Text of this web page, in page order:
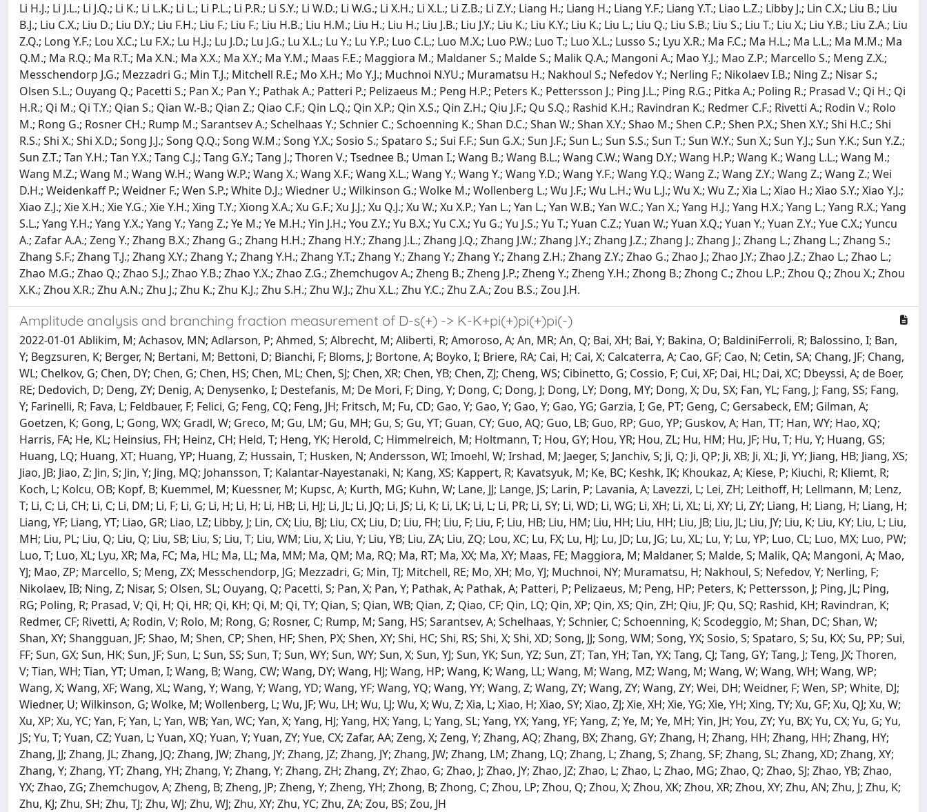
Li H.J.; Li J.L.; Li J.Q.; Li K.; Li L.K.; Li L.; Li P.L.; Li P.R.; Li S.Y.; Li W.D.; Li W.G.; Li X.H.; Li X.L.; Li Z.B.; Li Z.Y.; Liang H.; Liang H.; Liang Y.F.; Liang Y.T.; Liao L.Z.; Libby J.; Lin C.X.; Liu B.; Liu
B.J.; Liu C.X.; Liu D.; Liu D.Y.; Liu F.H.; Liu F.; Liu F.; Liu H.B.; Liu H.M.; Liu H.; Liu H.; Liu J.B.; Liu J.Y.; Liu K.; Liu K.Y.; Liu K.; Liu L.; Liu Q.; Liu S.B.; Liu S.; Liu T.; Liu X.; Liu Y.B.; Liu Z.A.; Liu
Z.Q.; Long Y.F.; Lou X.C.; Lu F.X.; Lu H.J.; Lu J.D.; Lu J.G.; Lu X.L.; Lu Y.; Lu Y.P.; Luo C.L.; Luo M.X.; Luo P.W.; Luo T.; Luo X.L.; Lusso S.; Lyu X.R.; Ma F.C.; Ma H.L.; Ma L.L.; Ma M.M.; Ma
Q.M.; Ma R.Q.; Ma R.T.; Ma X.N.; Ma X.X.; Ma X.Y.; Ma Y.M.; Maas F.E.; Maggiora M.; Maldaner S.; Malde S.; Malik Q.A.; Mangoni A.; Mao Y.J.; Mao Z.P.; Marcello S.; Meng Z.X.;
Messchendorp J.G.; Mezzadri G.; Min T.J.; Mitchell R.E.; Mo X.H.; Mo Y.J.; Muchnoi N.YU.; Muramatsu H.; Nakhoul S.; Nefedov Y.; Nerling F.; Nikolaev I.B.; Ning Z.; Nisar S.;
Olsen S.L.; Ouyang Q.; Pacetti S.; Pan X.; Pan Y.; Pathak A.; Patteri P.; Pelizaeus M.; Peng H.P.; Peters K.; Pettersson J.; Ping J.L.; Ping R.G.; Pitka A.; Poling R.; Prasad V.; Qi H.; Qi
H.R.; Qi M.; Qi T.Y.; Qian S.; Qian W.-B.; Qian Z.; Qiao C.F.; Qin L.Q.; Qin X.P.; Qin X.S.; Qin Z.H.; Qiu J.F.; Qu S.Q.; Rashid K.H.; Ravindran K.; Redmer C.F.; Rivetti A.; Rodin V.; Rolo
M.; Rong G.; Rosner CH.; Rump M.; Sarantsev A.; Schelhaas Y.; Schnier C.; Schoenning K.; Shan D.C.; Shan W.; Shan X.Y.; Shao M.; Shen C.P.; Shen P.X.; Shen X.Y.; Shi H.C.; Shi
R.S.; Shi X.; Shi X.D.; Song J.J.; Song Q.Q.; Song W.M.; Song Y.X.; Sosio S.; Spataro S.; Sui F.F.; Sun G.X.; Sun J.F.; Sun L.; Sun S.S.; Sun T.; Sun W.Y.; Sun X.; Sun Y.J.; Sun Y.K.; Sun Y.Z.;
Sun Z.T.; Tan Y.H.; Tan Y.X.; Tang C.J.; Tang G.Y.; Tang J.; Thoren V.; Tsednee B.; Uman I.; Wang B.; Wang B.L.; Wang C.W.; Wang D.Y.; Wang H.P.; Wang K.; Wang L.L.; Wang M.;
Wang M.Z.; Wang M.; Wang W.H.; Wang W.P.; Wang X.; Wang X.F.; Wang X.L.; Wang Y.; Wang Y.; Wang Y.D.; Wang Y.F.; Wang Y.Q.; Wang Z.; Wang Z.Y.; Wang Z.; Wang Z.; Wei
D.H.; Weidenkaff P.; Weidner F.; Wen S.P.; White D.J.; Wiedner U.; Wilkinson G.; Wolke M.; Wollenberg L.; Wu J.F.; Wu L.H.; Wu L.J.; Wu X.; Wu Z.; Xia L.; Xiao H.; Xiao S.Y.; Xiao Y.J.;
Xiao Z.J.; Xie X.H.; Xie Y.G.; Xie Y.H.; Xing T.Y.; Xiong X.A.; Xu G.F.; Xu J.J.; Xu Q.J.; Xu W.; Xu X.P.; Yan L.; Yan L.; Yan W.B.; Yan W.C.; Yan X.; Yang H.J.; Yang H.X.; Yang L.; Yang R.X.; Yang
S.L.; Yang Y.H.; Yang Y.X.; Yang Y.; Yang Z.; Ye M.; Ye M.H.; Yin J.H.; You Z.Y.; Yu B.X.; Yu C.X.; Yu G.; Yu J.S.; Yu T.; Yuan C.Z.; Yuan W.; Yuan X.Q.; Yuan Y.; Yuan Z.Y.; Yue C.X.; Yuncu
A.; Zafar A.A.; Zeng Y.; Zhang B.X.; Zhang G.; Zhang H.H.; Zhang H.Y.; Zhang J.L.; Zhang J.Q.; Zhang J.W.; Zhang J.Y.; Zhang J.Z.; Zhang J.; Zhang J.; Zhang L.; Zhang L.; Zhang S.;
Zhang S.F.; Zhang T.J.; Zhang X.Y.; Zhang Y.; Zhang Y.H.; Zhang Y.T.; Zhang Y.; Zhang Y.; Zhang Y.; Zhang Z.H.; Zhang Z.Y.; Zhao G.; Zhao J.; Zhao J.Y.; Zhao J.Z.; Zhao L.; Zhao L.;
Zhao M.G.; Zhao Q.; Zhao S.J.; Zhao Y.B.; Zhao Y.X.; Zhao Z.G.; Zhemchugov A.; Zheng B.; Zheng J.P.; Zheng Y.; Zheng Y.H.; Zhong B.; Zhong C.; Zhou L.P.; Zhou Q.; Zhou X.; Zhou
X.K.; Zhou X.R.; Zhu A.N.; Zhu J.; Zhu K.; Zhu K.J.; Zhu S.H.; Zhu W.J.; Zhu X.L.; Zhu Y.C.; Zhu Z.A.; Zou B.S.; Zou J.H.
Amplitude analysis and branching fraction measurement of D-s(+) -> K-K+pi(+)pi(+)pi(-)
2022-01-01 Ablikim, M; Achasov, MN; Adlarson, P; Ahmed, S; Albrecht, M; Aliberti, R; Amoroso, A; An, MR; An, Q; Bai, XH; Bai, Y; Bakina, O; BaldiniFerroli, R; Balossino, I; Ban,
Y; Begzsuren, K; Berger, N; Bertani, M; Bettoni, D; Bianchi, F; Bloms, J; Bortone, A; Boyko, I; Briere, RA; Cai, H; Cai, X; Calcaterra, A; Cao, GF; Cao, N; Cetin, SA; Chang, JF; Chang,
WL; Chelkov, G; Chen, DY; Chen, G; Chen, HS; Chen, ML; Chen, SJ; Chen, XR; Chen, YB; Chen, ZJ; Cheng, WS; Cibinetto, G; Cossio, F; Cui, XF; Dai, HL; Dai, XC; Dbeyssi, A; de Boer,
RE; Dedovich, D; Deng, ZY; Denig, A; Denysenko, I; Destefanis, M; De Mori, F; Ding, Y; Dong, C; Dong, J; Dong, LY; Dong, MY; Dong, X; Du, SX; Fan, YL; Fang, J; Fang, SS; Fang,
Y; Farinelli, R; Fava, L; Feldbauer, F; Felici, G; Feng, CQ; Feng, JH; Fritsch, M; Fu, CD; Gao, Y; Gao, Y; Gao, Y; Gao, YG; Garzia, I; Ge, PT; Geng, C; Gersabeck, EM; Gilman, A;
Goetzen, K; Gong, L; Gong, WX; Gradl, W; Greco, M; Gu, LM; Gu, MH; Gu, S; Gu, YT; Guan, CY; Guo, AQ; Guo, LB; Guo, RP; Guo, YP; Guskov, A; Han, TT; Han, WY; Hao, XQ;
Harris, FA; He, KL; Heinsius, FH; Heinz, CH; Held, T; Heng, YK; Herold, C; Himmelreich, M; Holtmann, T; Hou, GY; Hou, YR; Hou, ZL; Hu, HM; Hu, JF; Hu, T; Hu, Y; Huang, GS;
Huang, LQ; Huang, XT; Huang, YP; Huang, Z; Hussain, T; Husken, N; Andersson, WI; Imoehl, W; Irshad, M; Jaeger, S; Janchiv, S; Ji, Q; Ji, QP; Ji, XB; Ji, XL; Ji, YY; Jiang, HB; Jiang, XS;
Jiao, JB; Jiao, Z; Jin, S; Jin, Y; Jing, MQ; Johansson, T; Kalantar-Nayestanaki, N; Kang, XS; Kappert, R; Kavatsyuk, M; Ke, BC; Keshk, IK; Khoukaz, A; Kiese, P; Kiuchi, R; Kliemt, R;
Koch, L; Kolcu, OB; Kopf, B; Kuemmel, M; Kuessner, M; Kupsc, A; Kurth, MG; Kuhn, W; Lane, JJ; Lange, JS; Larin, P; Lavania, A; Lavezzi, L; Lei, ZH; Leithoff, H; Lellmann, M; Lenz,
T; Li, C; Li, CH; Li, C; Li, DM; Li, F; Li, G; Li, H; Li, H; Li, HB; Li, HJ; Li, JL; Li, JQ; Li, JS; Li, K; Li, LK; Li, L; Li, PR; Li, SY; Li, WD; Li, WG; Li, XH; Li, XL; Li, XY; Li, ZY; Liang, H; Liang, H; Liang, H;
Liang, YF; Liang, YT; Liao, GR; Liao, LZ; Libby, J; Lin, CX; Liu, BJ; Liu, CX; Liu, D; Liu, FH; Liu, F; Liu, F; Liu, HB; Liu, HM; Liu, HH; Liu, HH; Liu, JB; Liu, JL; Liu, JY; Liu, K; Liu, KY; Liu, L; Liu,
MH; Liu, PL; Liu, Q; Liu, Q; Liu, SB; Liu, S; Liu, T; Liu, WM; Liu, X; Liu, Y; Liu, YB; Liu, ZA; Liu, ZQ; Lou, XC; Lu, FX; Lu, HJ; Lu, JD; Lu, JG; Lu, XL; Lu, Y; Lu, YP; Luo, CL; Luo, MX; Luo, PW;
Luo, T; Luo, XL; Lyu, XR; Ma, FC; Ma, HL; Ma, LL; Ma, MM; Ma, QM; Ma, RQ; Ma, RT; Ma, XX; Ma, XY; Maas, FE; Maggiora, M; Maldaner, S; Malde, S; Malik, QA; Mangoni, A; Mao,
YJ; Mao, ZP; Marcello, S; Meng, ZX; Messchendorp, JG; Mezzadri, G; Min, TJ; Mitchell, RE; Mo, XH; Mo, YJ; Muchnoi, NY; Muramatsu, H; Nakhoul, S; Nefedov, Y; Nerling, F;
Nikolaev, IB; Ning, Z; Nisar, S; Olsen, SL; Ouyang, Q; Pacetti, S; Pan, X; Pan, Y; Pathak, A; Pathak, A; Patteri, P; Pelizaeus, M; Peng, HP; Peters, K; Pettersson, J; Ping, JL; Ping,
RG; Poling, R; Prasad, V; Qi, H; Qi, HR; Qi, KH; Qi, M; Qi, TY; Qian, S; Qian, WB; Qian, Z; Qiao, CF; Qin, LQ; Qin, XP; Qin, XS; Qin, ZH; Qiu, JF; Qu, SQ; Rashid, KH; Ravindran, K;
Redmer, CF; Rivetti, A; Rodin, V; Rolo, M; Rong, G; Rosner, C; Rump, M; Sang, HS; Sarantsev, A; Schelhaas, Y; Schnier, C; Schoenning, K; Scodeggio, M; Shan, DC; Shan, W;
Shan, XY; Shangguan, JF; Shao, M; Shen, CP; Shen, HF; Shen, PX; Shen, XY; Shi, HC; Shi, RS; Shi, X; Shi, XD; Song, JJ; Song, WM; Song, YX; Sosio, S; Spataro, S; Su, KX; Su, PP; Sui,
FF; Sun, GX; Sun, HK; Sun, JF; Sun, L; Sun, SS; Sun, T; Sun, WY; Sun, WY; Sun, X; Sun, YJ; Sun, YK; Sun, YZ; Sun, ZT; Tan, YH; Tan, YX; Tang, CJ; Tang, GY; Tang, J; Teng, JX; Thoren,
V; Tian, WH; Tian, YT; Uman, I; Wang, B; Wang, CW; Wang, DY; Wang, HJ; Wang, HP; Wang, K; Wang, LL; Wang, M; Wang, MZ; Wang, M; Wang, W; Wang, WH; Wang, WP;
Wang, X; Wang, XF; Wang, XL; Wang, Y; Wang, Y; Wang, YD; Wang, YF; Wang, YQ; Wang, YY; Wang, Z; Wang, ZY; Wang, ZY; Wang, ZY; Wei, DH; Weidner, F; Wen, SP; White, DJ;
Wiedner, U; Wilkinson, G; Wolke, M; Wollenberg, L; Wu, JF; Wu, LH; Wu, LJ; Wu, X; Wu, Z; Xia, L; Xiao, H; Xiao, SY; Xiao, ZJ; Xie, XH; Xie, YG; Xie, YH; Xing, TY; Xu, GF; Xu, QJ; Xu, W;
Xu, XP; Xu, YC; Yan, F; Yan, L; Yan, WB; Yan, WC; Yan, X; Yang, HJ; Yang, HX; Yang, L; Yang, SL; Yang, YX; Yang, YF; Yang, Z; Ye, M; Ye, MH; Yin, JH; You, ZY; Yu, BX; Yu, CX; Yu, G; Yu,
JS; Yu, T; Yuan, CZ; Yuan, L; Yuan, XQ; Yuan, Y; Yuan, ZY; Yue, CX; Zafar, AA; Zeng, X; Zeng, Y; Zhang, AQ; Zhang, BX; Zhang, GY; Zhang, H; Zhang, HH; Zhang, HH; Zhang, HY;
Zhang, JJ; Zhang, JL; Zhang, JQ; Zhang, JW; Zhang, JY; Zhang, JZ; Zhang, JY; Zhang, JW; Zhang, LM; Zhang, LQ; Zhang, L; Zhang, S; Zhang, SF; Zhang, SL; Zhang, XD; Zhang, XY;
Zhang, Y; Zhang, YT; Zhang, YH; Zhang, Y; Zhang, Y; Zhang, ZH; Zhang, ZY; Zhao, G; Zhao, J; Zhao, JY; Zhao, JZ; Zhao, L; Zhao, L; Zhao, MG; Zhao, Q; Zhao, SJ; Zhao, YB; Zhao,
YX; Zhao, ZG; Zhemchugov, A; Zheng, B; Zheng, JP; Zheng, Y; Zheng, YH; Zhong, B; Zhong, C; Zhou, LP; Zhou, Q; Zhou, X; Zhou, XK; Zhou, XR; Zhou, XY; Zhu, AN; Zhu, J; Zhu, K;
Zhu, KJ; Zhu, SH; Zhu, TJ; Zhu, WJ; Zhu, WJ; Zhu, XY; Zhu, YC; Zhu, ZA; Zou, BS; Zou, JH